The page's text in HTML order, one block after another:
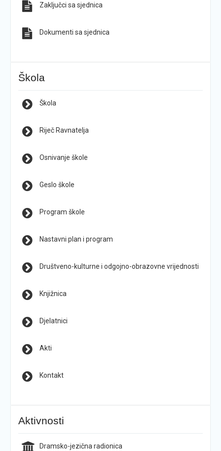
Zaključci sa sjednica
Dokumenti sa sjednica
Škola
Škola
Riječ Ravnatelja
Osnivanje škole
Geslo škole
Program škole
Nastavni plan i program
Društveno-kulturne i odgojno-obrazovne vrijednosti
Knjižnica
Djelatnici
Akti
Kontakt
Aktivnosti
Dramsko-jezična radionica